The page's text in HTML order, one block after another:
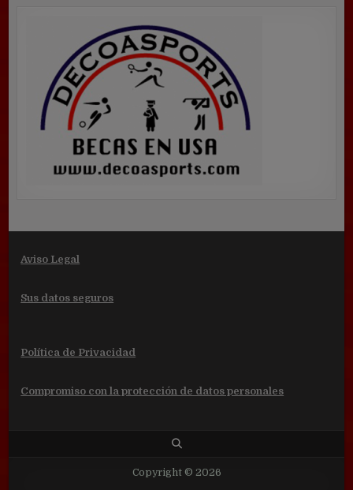
Aviso Legal
Sus datos seguros
Política de Privacidad
Compromiso con la protección de datos personales
Copyright © 2026